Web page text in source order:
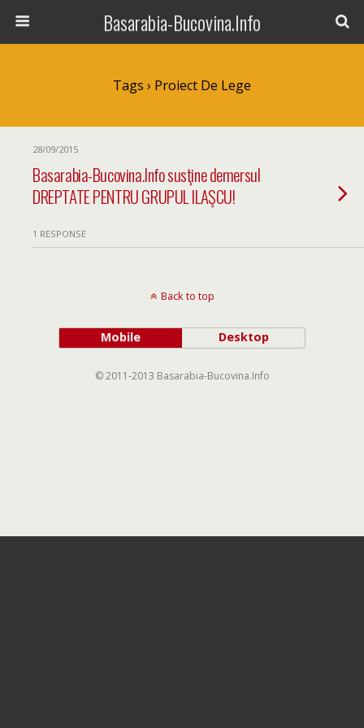
Basarabia-Bucovina.Info
Tags › Proiect De Lege
28/09/2015
Basarabia-Bucovina.Info susţine demersul
DREPTATE PENTRU GRUPUL ILAŞCU!
1 RESPONSE
Back to top
Mobile Desktop
© 2011-2013 Basarabia-Bucovina.Info